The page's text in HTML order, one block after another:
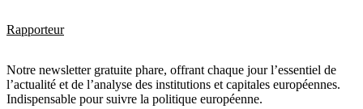
Rapporteur
Notre newsletter gratuite phare, offrant chaque jour l’essentiel de
l’actualité et de l’analyse des institutions et capitales européennes.
Indispensable pour suivre la politique européenne.